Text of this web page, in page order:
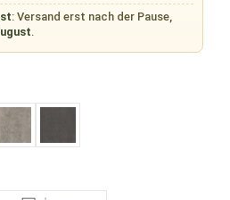
: Versand erst nach der Pause,
.